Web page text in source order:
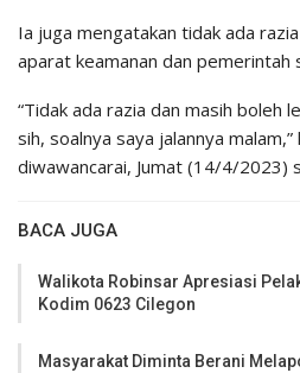
Ia juga mengatakan tidak ada
aparat keamanan dan pemerintah
“Tidak ada razia dan masih boleh
sih, soalnya saya jalannya
diwawancarai, Jumat (14/4/2023)
BACA JUGA
Walikota Robinsar Apresiasi
Kodim 0623 Cilegon
Masyarakat Diminta Berani